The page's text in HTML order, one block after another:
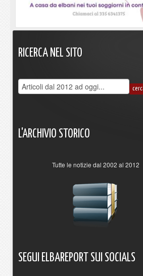
RICERCA NEL SITO
L'ARCHIVIO STORICO
Tutte le notizie dal 2002 al 2012
SEGUI ELBAREPORT SUI SOCIALS